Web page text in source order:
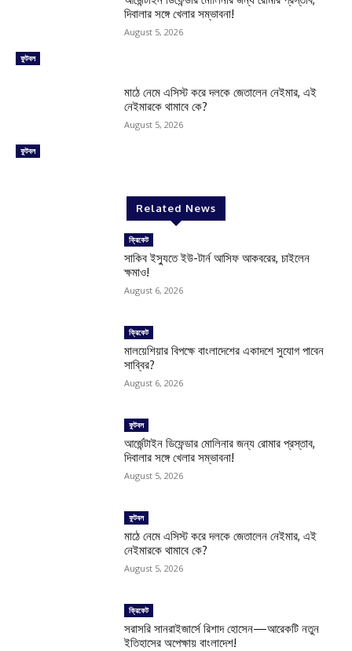
ফুটবল
দিবালার সঙ্গে খেলার সম্ভাবনা!
August 5, 2026
ফুটবল
মাঠে নেমে এসিস্ট করে দলকে জেতালেন নেইমার, এই
নেইমারকে থামাবে কে?
August 5, 2026
Related News
ক্রিকেট
সাকিব ইস্যুতে ইউ-টার্ন আসিফ আকবরের, চাইলেন
ক্ষমাও!
August 6, 2026
ক্রিকেট
মালয়েশিয়ার বিপক্ষে বাংলাদেশের একাদশে সুযোগ পাবেন
সাব্বির?
August 6, 2026
ফুটবল
আর্জেন্টাইন ডিফেন্ডার মোলিনার জন্য রোমার প্রস্তাব,
দিবালার সঙ্গে খেলার সম্ভাবনা!
August 5, 2026
ফুটবল
মাঠে নেমে এসিস্ট করে দলকে জেতালেন নেইমার, এই
নেইমারকে থামাবে কে?
August 5, 2026
ক্রিকেট
সরাসরি সানরাইজার্সে রিশাদ হোসেন—আরেকটি নতুন
ইতিহাসের অপেক্ষায় বাংলাদেশ!